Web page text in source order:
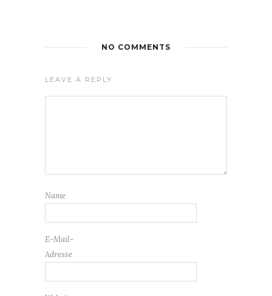
NO COMMENTS
LEAVE A REPLY
Name
E-Mail-
Adresse